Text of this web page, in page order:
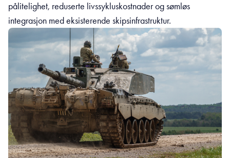
pålitelighet, reduserte livssykluskostnader og sømløs
integrasjon med eksisterende skipsinfrastruktur.